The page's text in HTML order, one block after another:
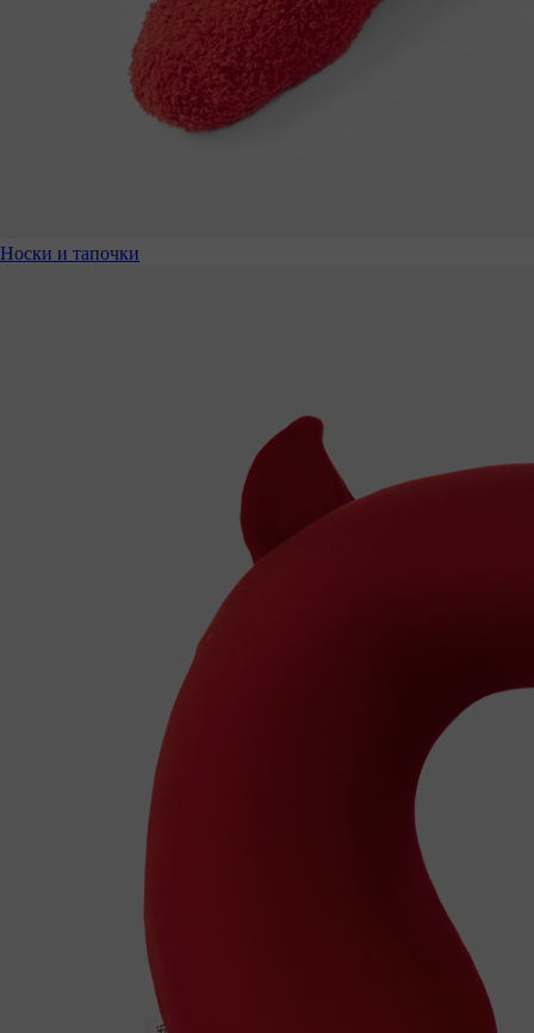
Носки и тапочки